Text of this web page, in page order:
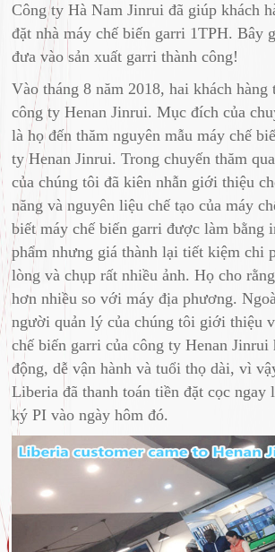
Công ty Hà Nam Jinrui đã giúp khách
đặt nhà máy chế biến garri 1TPH. Bây
đưa vào sản xuất garri thành công!
Vào tháng 8 năm 2018, hai khách
công ty Henan Jinrui. Mục đích của
là họ đến thăm nguyên mẫu máy chế
ty Henan Jinrui. Trong chuyến thăm
của chúng tôi đã kiên nhẫn giới thiệu
năng và nguyên liệu chế tạo của máy
biết máy chế biến garri được làm bằng
phẩm nhưng giá thành lại tiết kiệm chi
lòng và chụp rất nhiều ảnh. Họ cho
hơn nhiều so với máy địa phương.
người quản lý của chúng tôi giới thiệu
chế biến garri của công ty Henan Jinrui
động, dễ vận hành và tuổi thọ dài, vì
Liberia đã thanh toán tiền đặt cọc ngay
ký PI vào ngày hôm đó.